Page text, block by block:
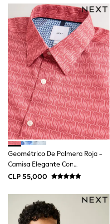
Toy Story
Pokemon
Spiderman
THE SET
Shop All Clothing
Babygrows &
Bodysuits & Vests
Coats & Jackets
Jeans
Joggers
Knitwear
Nightwear & Pyjamas
Schoolwear
Sets & Outfits
Shirts & Polos
Shorts
Sportswear
Suits & Waistcoats
Sweatshirts &
T-Shirts
Tops
Pants & Chinos
Geométrico De Palmera Roja -
Camisa Elegante Con
Estampado De Fácil Cuidado Y
CLP 55,000